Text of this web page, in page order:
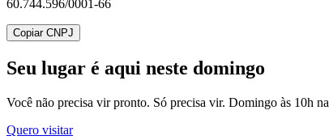
60.744.596/0001-66
Copiar CNPJ
Seu lugar é aqui neste domingo
Você não precisa vir pronto. Só precisa vir. Domingo às 10h
Quero visitar